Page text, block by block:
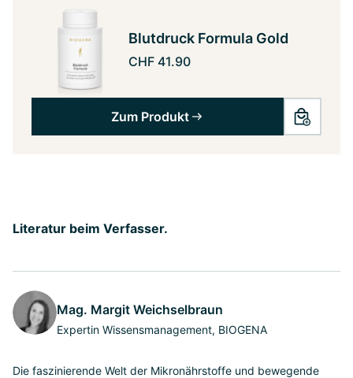
Blutdruck Formula Gold
CHF 41.90
Zum Produkt
Literatur beim Verfasser.
Mag. Margit Weichselbraun
Expertin Wissensmanagement, BIOGENA
Die faszinierende Welt der Mikronährstoffe und bewegende